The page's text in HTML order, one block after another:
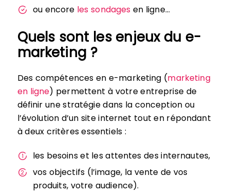
ou encore les sondages en ligne…
Quels sont les enjeux du e-
marketing ?
Des compétences en e-marketing (marketing
en ligne) permettent à votre entreprise de
définir une stratégie dans la conception ou
l’évolution d’un site internet tout en répondant
à deux critères essentiels :
les besoins et les attentes des internautes,
vos objectifs (l’image, la vente de vos
produits, votre audience).